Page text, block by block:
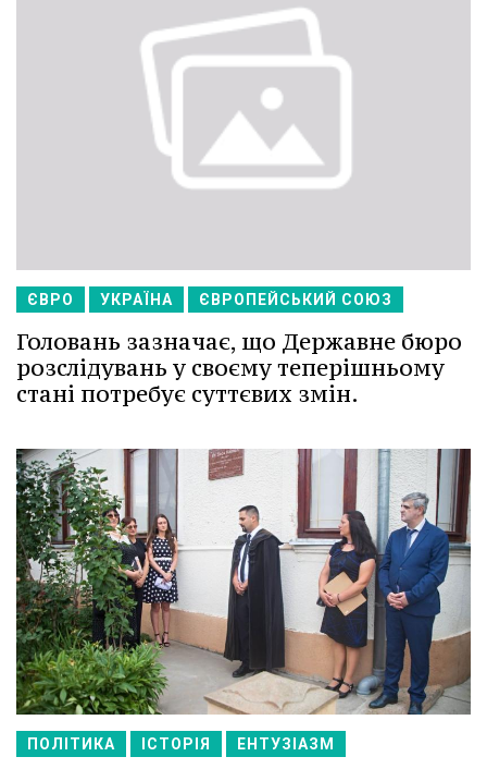
ЄВРО УКРАЇНА ЄВРОПЕЙСЬКИЙ СОЮЗ
Головань зазначає, що Державне бюро
розслідувань у своєму теперішньому
стані потребує суттєвих змін.
ПОЛІТИКА ІСТОРІЯ ЕНТУЗІАЗМ